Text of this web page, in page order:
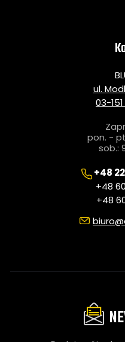
ul.
03-
pon. -
sob.:
+48
+48
+48